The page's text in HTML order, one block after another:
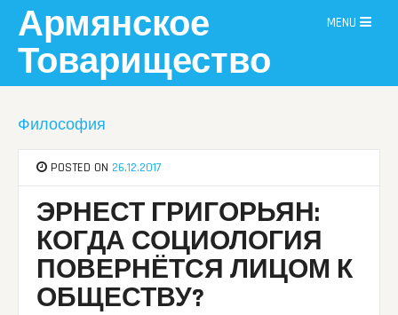
content
Армянское
Товарищество
MENU
Философия
POSTED ON 26.12.2017
ЭРНЕСТ ГРИГОРЬЯН:
КОГДА СОЦИОЛОГИЯ
ПОВЕРНЁТСЯ ЛИЦОМ К
ОБЩЕСТВУ?